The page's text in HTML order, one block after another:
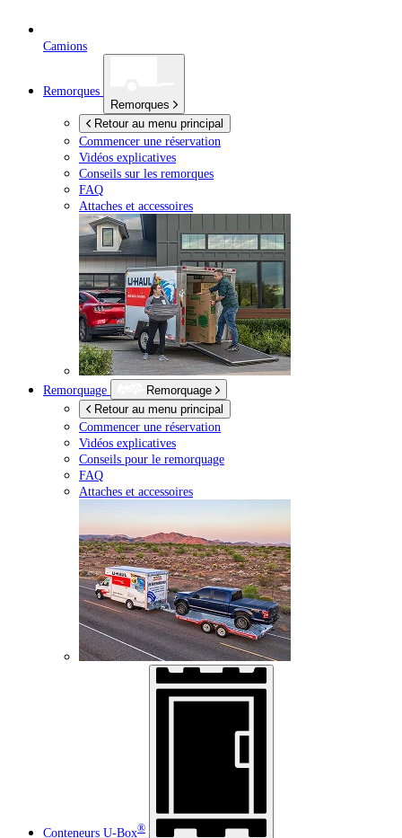
Camions
Remorques
Remorques
Retour au menu principal
Commencer une réservation
Vidéos explicatives
Conseils sur les remorques
FAQ
Attaches et accessoires
Remorquage
Remorquage
Retour au menu principal
Commencer une réservation
Vidéos explicatives
Conseils pour le remorquage
FAQ
Attaches et accessoires
Conteneurs U-Box®